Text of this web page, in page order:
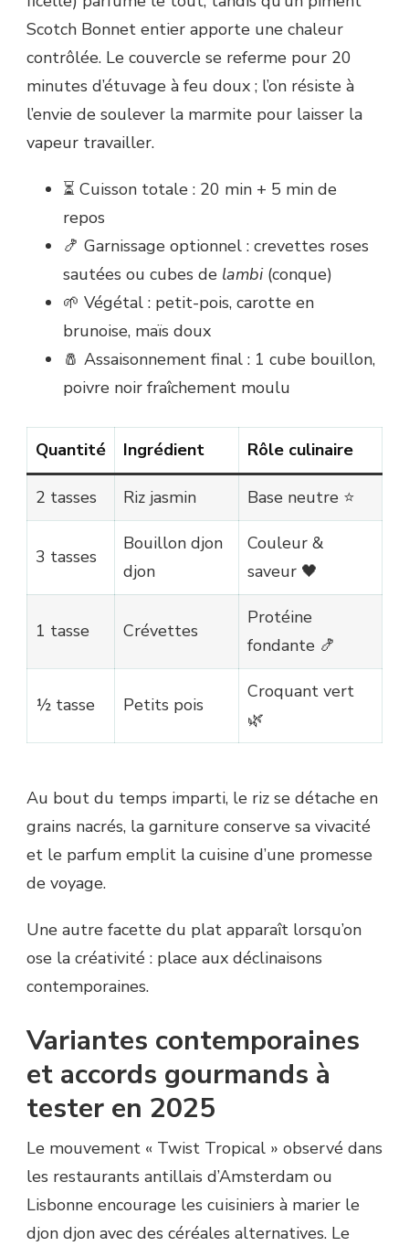
Scotch Bonnet entier apporte une chaleur
contrôlée. Le couvercle se referme pour 20
minutes d’étuvage à feu doux ; l’on résiste à
l’envie de soulever la marmite pour laisser la
vapeur travailler.
⏳ Cuisson totale : 20 min + 5 min de
repos
🍤 Garnissage optionnel : crevettes roses
sautées ou cubes de lambi(conque)
🌱 Végétal : petit-pois, carotte en
brunoise, maïs doux
🧂 Assaisonnement final : 1 cube bouillon,
poivre noir fraîchement moulu
Quantité Ingrédient Rôle culinaire
2 tasses Riz jasmin Base neutre ⭐
3 tasses
Bouillon djon
djon
Couleur &
saveur 🖤
1 tasse Crévettes
Protéine
fondante 🍤
½ tasse Petits pois
Croquant vert
🌿
Au bout du temps imparti, le riz se détache en
grains nacrés, la garniture conserve sa vivacité
et le parfum emplit la cuisine d’une promesse
de voyage.
Une autre facette du plat apparaît lorsqu’on
ose la créativité : place aux déclinaisons
contemporaines.
Variantes contemporaines
et accords gourmands à
tester en 2025
Le mouvement « Twist Tropical » observé dans
les restaurants antillais d’Amsterdam ou
Lisbonne encourage les cuisiniers à marier le
djon djon avec des céréales alternatives. Le